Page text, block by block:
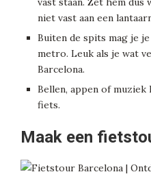
niet vast aan een
Buiten de spits mag je
metro. Leuk als je wat
Barcelona.
Bellen, appen of
fiets.
Maak een